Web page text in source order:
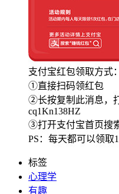
支付宝红包领取方式：
①直接扫码领红包
②长按复制此消息，
cq1Kn138HZ
③打开支付宝首页搜
PS：每天都可以领取
标签
心理学
有趣